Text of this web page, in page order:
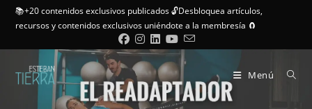
📚+20 contenidos exclusivos publicados 🔓Desbloquea artículos,
recursos y contenidos exclusivos uniéndote a la membresía 🧲
Menú